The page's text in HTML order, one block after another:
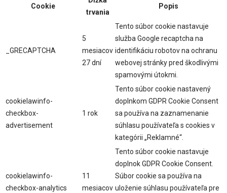
Cookie
trvania
Popis
_GRECAPTCHA
5
mesiacov
27 dní
Tento súbor cookie nastavuje
služba Google recaptcha na
identifikáciu robotov na ochranu
webovej stránky pred škodlivými
spamovými útokmi.
cookielawinfo-
checkbox-
advertisement
1 rok
Tento súbor cookie nastavený
doplnkom GDPR Cookie Consent
sa používa na zaznamenanie
súhlasu používateľa s cookies v
kategórii „Reklamné“.
cookielawinfo-
checkbox-analytics
11
mesiacov
Tento súbor cookie nastavuje
doplnok GDPR Cookie Consent.
Súbor cookie sa používa na
uloženie súhlasu používateľa pre